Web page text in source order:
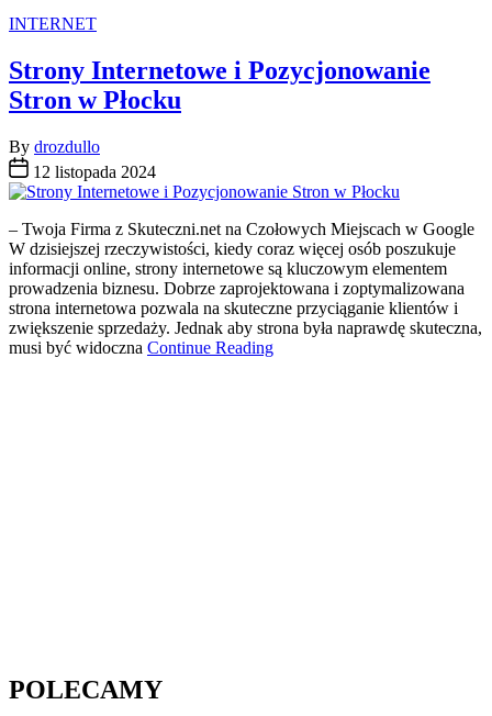
Categories
INTERNET
Strony Internetowe i Pozycjonowanie
Stron w Płocku
By drozdullo
12 listopada 2024
– Twoja Firma z Skuteczni.net na Czołowych Miejscach w Google
W dzisiejszej rzeczywistości, kiedy coraz więcej osób poszukuje
informacji online, strony internetowe są kluczowym elementem
prowadzenia biznesu. Dobrze zaprojektowana i zoptymalizowana
strona internetowa pozwala na skuteczne przyciąganie klientów i
zwiększenie sprzedaży. Jednak aby strona była naprawdę skuteczna,
musi być widoczna Continue Reading
POLECAMY